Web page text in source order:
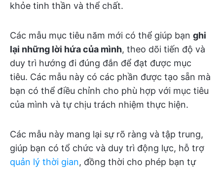
khỏe tinh thần và thể chất.
Các mẫu mục tiêu năm mới có thể giúp bạn ghi
lại những lời hứa của mình, theo dõi tiến độ và
duy trì hướng đi đúng đắn để đạt được mục
tiêu. Các mẫu này có các phần được tạo sẵn mà
bạn có thể điều chỉnh cho phù hợp với mục tiêu
của mình và tự chịu trách nhiệm thực hiện.
Các mẫu này mang lại sự rõ ràng và tập trung,
giúp bạn có tổ chức và duy trì động lực, hỗ trợ
quản lý thời gian, đồng thời cho phép bạn tự